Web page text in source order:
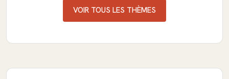
VOIR TOUS LES THÈMES